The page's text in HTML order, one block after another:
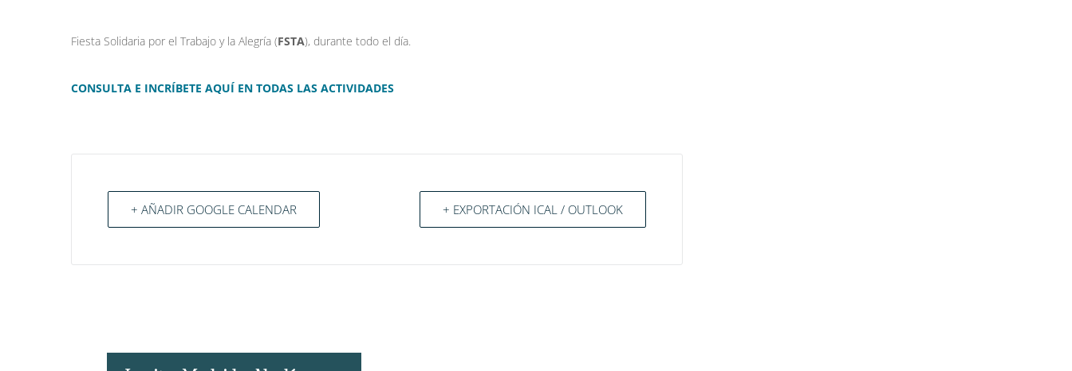
Fiesta Solidaria por el Trabajo y la Alegría (FSTA), durante todo el día.
CONSULTA E INCRÍBETE AQUÍ EN TODAS LAS ACTIVIDADES
+ AÑADIR GOOGLE CALENDAR + EXPORTACIÓN ICAL / OUTLOOK